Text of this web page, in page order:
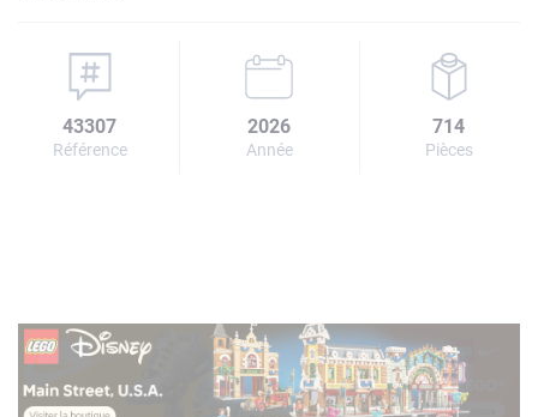
43307
Référence
2026
Année
714
Pièces